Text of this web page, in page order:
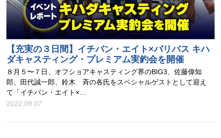
【充実の３日間】イチバン・エイト×バリバス キハ
ダキャスティング・プレミアム実釣会を開催
８月５〜７日、オフショアキャスティング界のBIG3、佐藤偉知
郎、田代誠一郎、鈴木 斉の各氏をスペシャルゲストとして迎え
て「イチバン・エイト×…
2022.09.07